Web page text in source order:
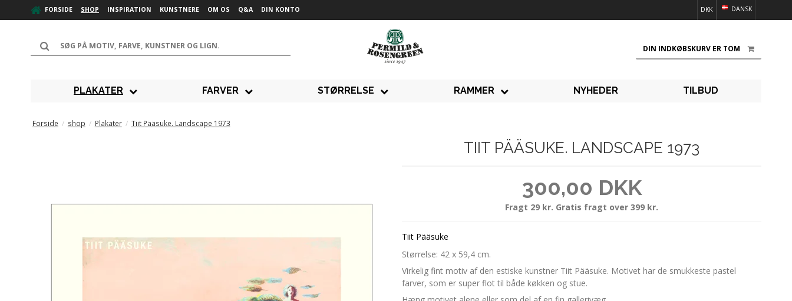
FORSIDE SHOP INSPIRATION KUNSTNERE OM OS Q&A DIN KONTO DANSK
DKK
DIN INDKØBSKURV ER TOM
PLAKATER FARVER STØRRELSE RAMMER NYHEDER TILBUD
Forside / shop / Plakater / Tiit Pääsuke. Landscape 1973
TIIT PÄÄSUKE. LANDSCAPE 1973
300,00 DKK
Fragt 29 kr. Gratis fragt over 399 kr.
Tiit Pääsuke
Størrelse: 42 x 59,4 cm.
Virkelig fint motiv af den estiske kunstner Tiit Pääsuke. Motivet har de smukkeste pastel
farver, som er super flot til både køkken og stue.